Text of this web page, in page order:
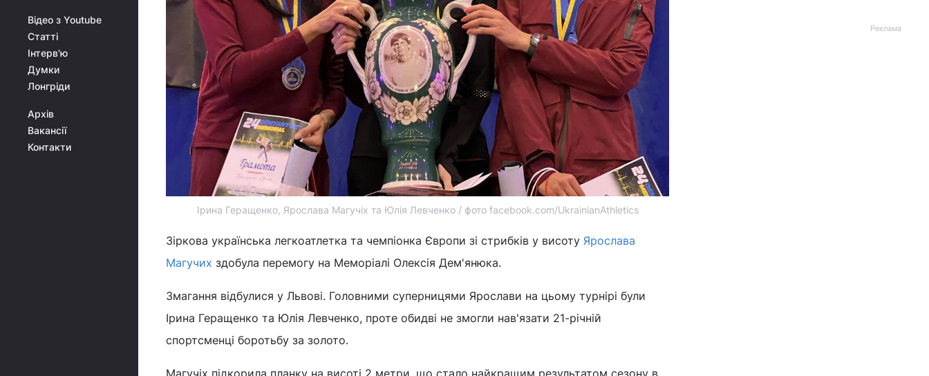
Відео з Youtube
Статті
Інтерв'ю
Думки
Лонгріди
Архів
Вакансії
Контакти
Ірина Геращенко, Ярослава Магучіх та Юлія Левченко / фото facebook.com/UkrainianAthletics
Зіркова українська легкоатлетка та чемпіонка Європи зі стрибків у висоту Ярослава
Магучих здобула перемогу на Меморіалі Олексія Дем'янюка.
Змагання відбулися у Львові. Головними суперницями Ярослави на цьому турнірі були
Ірина Геращенко та Юлія Левченко, проте обидві не змогли нав'язати 21-річній
спортсменці боротьбу за золото.
Магучіх підкорила планку на висоті 2 метри, що стало найкращим результатом сезону в
Реклама